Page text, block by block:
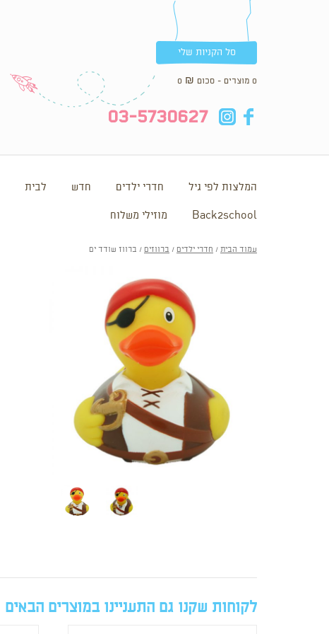
סל הקניות שלי
0 מוצרים - סכום 0 ₪
fb
in
03-5730627
המלצות לפי גיל חדרי ילדים חדש לבית
Back2school מוזילי משלוח
עמוד הבית / חדרי ילדים / ברווזים / ברווז שודד ים
לקוחות שקנו גם התעניינו במוצרים הבאים